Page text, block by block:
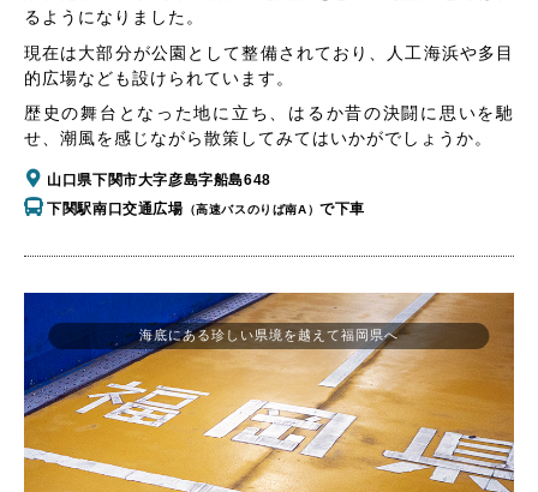
るようになりました。
現在は大部分が公園として整備されており、人工海浜や多目
的広場なども設けられています。
歴史の舞台となった地に立ち、はるか昔の決闘に思いを馳
せ、潮風を感じながら散策してみてはいかがでしょうか。
山口県下関市大字彦島字船島648
下関駅南口交通広場 （高速バスのりば南A）で下車
海底にある珍しい県境を越えて福岡県へ